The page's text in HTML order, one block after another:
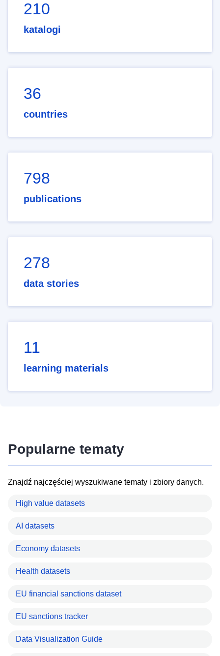
210
katalogi
36
countries
798
publications
278
data stories
11
learning materials
Popularne tematy
Znajdź najczęściej wyszukiwane tematy i zbiory danych.
High value datasets
AI datasets
Economy datasets
Health datasets
EU financial sanctions dataset
EU sanctions tracker
Data Visualization Guide